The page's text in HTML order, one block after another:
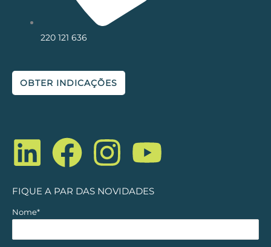
220 121 636
OBTER INDICAÇÕES
L
i
n
k
F
a
c
e
I
n
s
t
Y
o
u
t
FIQUE A PAR DAS NOVIDADES
Nome*